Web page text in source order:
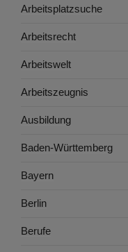
Arbeitsplatzsuche
Arbeitsrecht
Arbeitswelt
Arbeitszeugnis
Ausbildung
Baden-Württemberg
Bayern
Berlin
Berufe